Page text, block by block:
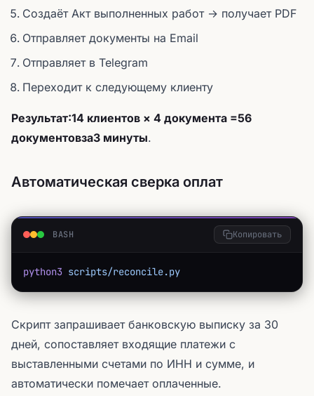
Создаёт Акт выполненных работ → получает PDF
Отправляет документы на Email
Отправляет в Telegram
Переходит к следующему клиенту
Результат:14 клиентов × 4 документа =56
документовза3 минуты.
Автоматическая сверка оплат
BASH Копировать
python3 scripts/reconcile.py
Скрипт запрашивает банковскую выписку за 30
дней, сопоставляет входящие платежи с
выставленными счетами по ИНН и сумме, и
автоматически помечает оплаченные.